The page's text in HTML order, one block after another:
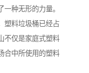
种无形的力量。
塑料垃圾桶已经占
不仅是家庭式塑料
合中所使用的塑料